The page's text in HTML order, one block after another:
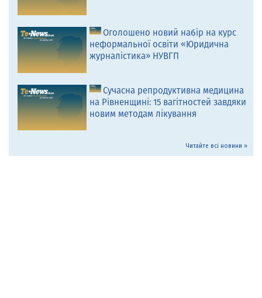
Оголошено новий набір на курс
неформальної освіти «Юридична
журналістика» НУВГП
Сучасна репродуктивна медицина
на Рівненщині: 15 вагітностей завдяки
новим методам лікування
Читайте всі новини »